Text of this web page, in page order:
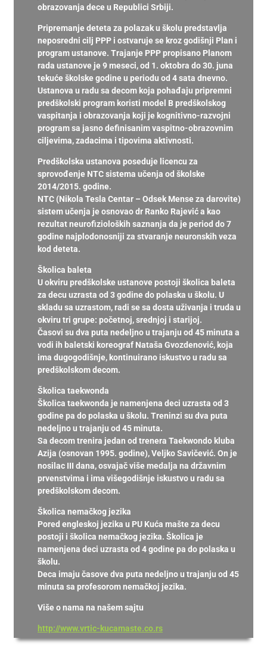
obrazovanja dece u Republici Srbiji.
Pripremanje deteta za polazak u školu predstavlja
neposredni cilj PPP i ostvaruje se kroz godišnji Plan i
program ustanove. Trajanje PPP propisano Planom
rada ustanove je 9 meseci, od 1. oktobra do 30. juna
tekuće školske godine u periodu od 4 sata dnevno.
Ustanova u radu sa decom koja pohađaju pripremni
predškolski program koristi model B predškolskog
vaspitanja i obrazovanja koji je kognitivno-razvojni
program sa jasno definisanim vaspitno-obrazovnim
ciljevima, zadacima i tipovima aktivnosti.
Predškolska ustanova poseduje licencu za
sprovođenje NTC sistema učenja od školske
2014/2015. godine.
NTC (Nikola Tesla Centar – Odsek Mense za darovite)
sistem učenja je osnovao dr Ranko Rajević a kao
rezultat neurofizioloških saznanja da je period do 7
godine najplodonosniji za stvaranje neuronskih veza
kod deteta.
Školica baleta
U okviru predškolske ustanove postoji školica baleta
za decu uzrasta od 3 godine do polaska u školu. U
skladu sa uzrastom, radi se sa dosta uživanja i truda u
okviru tri grupe: početnoj, srednjoj i starijoj.
Časovi su dva puta nedeljno u trajanju od 45 minuta a
vodi ih baletski koreograf Nataša Gvozdenović, koja
ima dugogodišnje, kontinuirano iskustvo u radu sa
predškolskom decom.
Školica taekwonda
Školica taekwonda je namenjena deci uzrasta od 3
godine pa do polaska u školu. Treninzi su dva puta
nedeljno u trajanju od 45 minuta.
Sa decom trenira jedan od trenera Taekwondo kluba
Azija (osnovan 1995. godine), Veljko Savičević. On je
nosilac III dana, osvajač više medalja na državnim
prvenstvima i ima višegodišnje iskustvo u radu sa
predškolskom decom.
Školica nemačkog jezika
Pored engleskoj jezika u PU Kuća mašte za decu
postoji i školica nemačkog jezika. Školica je
namenjena deci uzrasta od 4 godine pa do polaska u
školu.
Deca imaju časove dva puta nedeljno u trajanju od 45
minuta sa profesorom nemačkoj jezika.
Više o nama na našem sajtu
http://www.vrtic-kucamaste.co.rs